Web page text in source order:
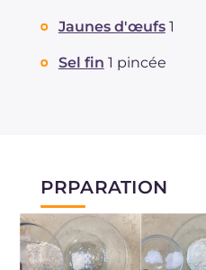
Jaunes d'œufs 1
Sel fin 1 pincée
PRPARATION